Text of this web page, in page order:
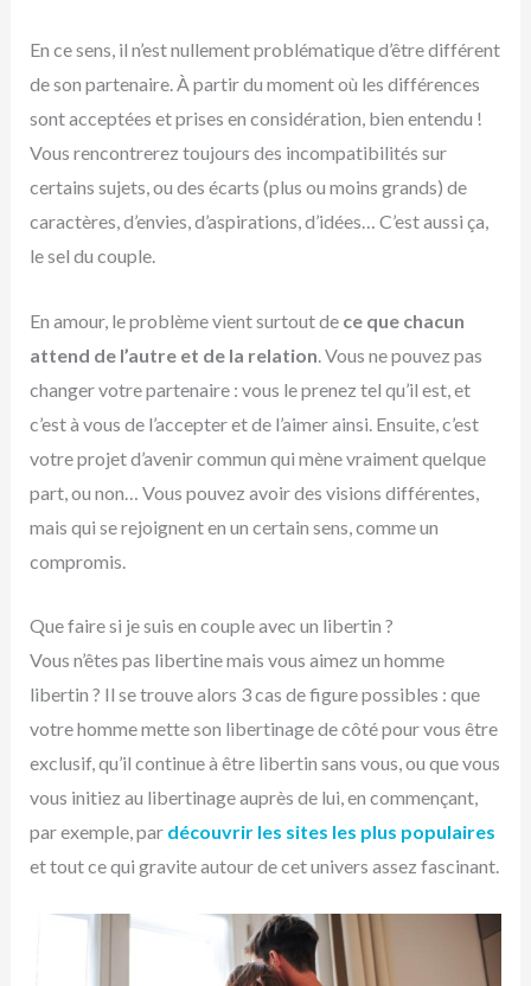
En ce sens, il n’est nullement problématique d’être différent
de son partenaire. À partir du moment où les différences
sont acceptées et prises en considération, bien entendu !
Vous rencontrerez toujours des incompatibilités sur
certains sujets, ou des écarts (plus ou moins grands) de
caractères, d’envies, d’aspirations, d’idées… C’est aussi ça,
le sel du couple.
En amour, le problème vient surtout de ce que chacun
attend de l’autre et de la relation. Vous ne pouvez pas
changer votre partenaire : vous le prenez tel qu’il est, et
c’est à vous de l’accepter et de l’aimer ainsi. Ensuite, c’est
votre projet d’avenir commun qui mène vraiment quelque
part, ou non… Vous pouvez avoir des visions différentes,
mais qui se rejoignent en un certain sens, comme un
compromis.
Que faire si je suis en couple avec un libertin ?
Vous n’êtes pas libertine mais vous aimez un homme
libertin ? Il se trouve alors 3 cas de figure possibles : que
votre homme mette son libertinage de côté pour vous être
exclusif, qu’il continue à être libertin sans vous, ou que vous
vous initiez au libertinage auprès de lui, en commençant,
par exemple, par découvrir les sites les plus populaires
et tout ce qui gravite autour de cet univers assez fascinant.